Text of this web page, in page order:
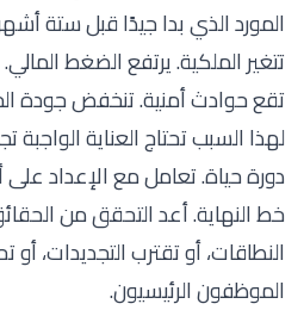
المورد الذي بدا جيدًا قبل ستة
تتغير الملكية. يرتفع الضغط
تقع حوادث أمنية. تنخفض جودة
لهذا السبب تحتاج العناية الواجبة
دورة حياة. تعامل مع الإعداد على
خط النهاية. أعد التحقق من
النطاقات، أو تقترب التجديدات، أو
الموظفون الرئيسيون.